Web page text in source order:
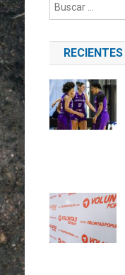
RECIENTES